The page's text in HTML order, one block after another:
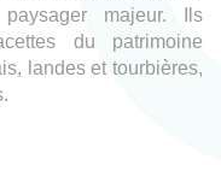
majeur. Ils
du patrimoine
landes et tourbières,